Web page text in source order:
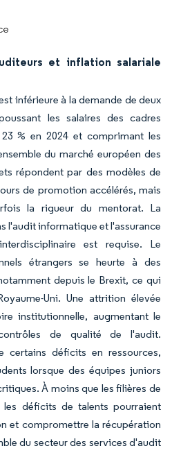
et inflation salariale
inférieure à la demande de deux
les salaires des cadres
% en 2024 et comprimant les
du marché européen des
répondent par des modèles de
de promotion accélérés, mais
la rigueur du mentorat. La
l'audit informatique et l'assurance
est requise. Le
étrangers se heurte à des
depuis le Brexit, ce qui
Uni. Une attrition élevée
institutionnelle, augmentant le
de qualité de l'audit.
certains déficits en ressources,
lorsque des équipes juniors
À moins que les filières de
les déficits de talents pourraient
et compromettre la récupération
du secteur des services d'audit